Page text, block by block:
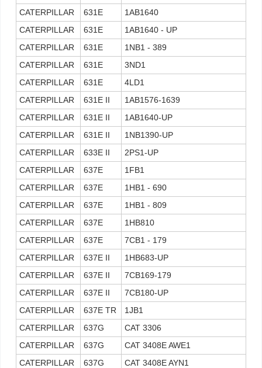
CATERPILLAR
631E
1AB1640
CATERPILLAR
631E
1AB1640 - UP
CATERPILLAR
631E
1NB1 - 389
CATERPILLAR
631E
3ND1
CATERPILLAR
631E
4LD1
CATERPILLAR
631E II
1AB1576-1639
CATERPILLAR
631E II
1AB1640-UP
CATERPILLAR
631E II
1NB1390-UP
CATERPILLAR
633E II
2PS1-UP
CATERPILLAR
637E
1FB1
CATERPILLAR
637E
1HB1 - 690
CATERPILLAR
637E
1HB1 - 809
CATERPILLAR
637E
1HB810
CATERPILLAR
637E
7CB1 - 179
CATERPILLAR
637E II
1HB683-UP
CATERPILLAR
637E II
7CB169-179
CATERPILLAR
637E II
7CB180-UP
CATERPILLAR
637E TR
1JB1
CATERPILLAR
637G
CAT 3306
CATERPILLAR
637G
CAT 3408E AWE1
CATERPILLAR
637G
CAT 3408E AYN1